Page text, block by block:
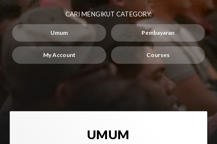
CARI MENGIKUT CATEGORY:
Umum Pembayaran
My Account Courses
UMUM